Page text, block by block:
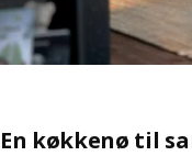
En køkkenø til